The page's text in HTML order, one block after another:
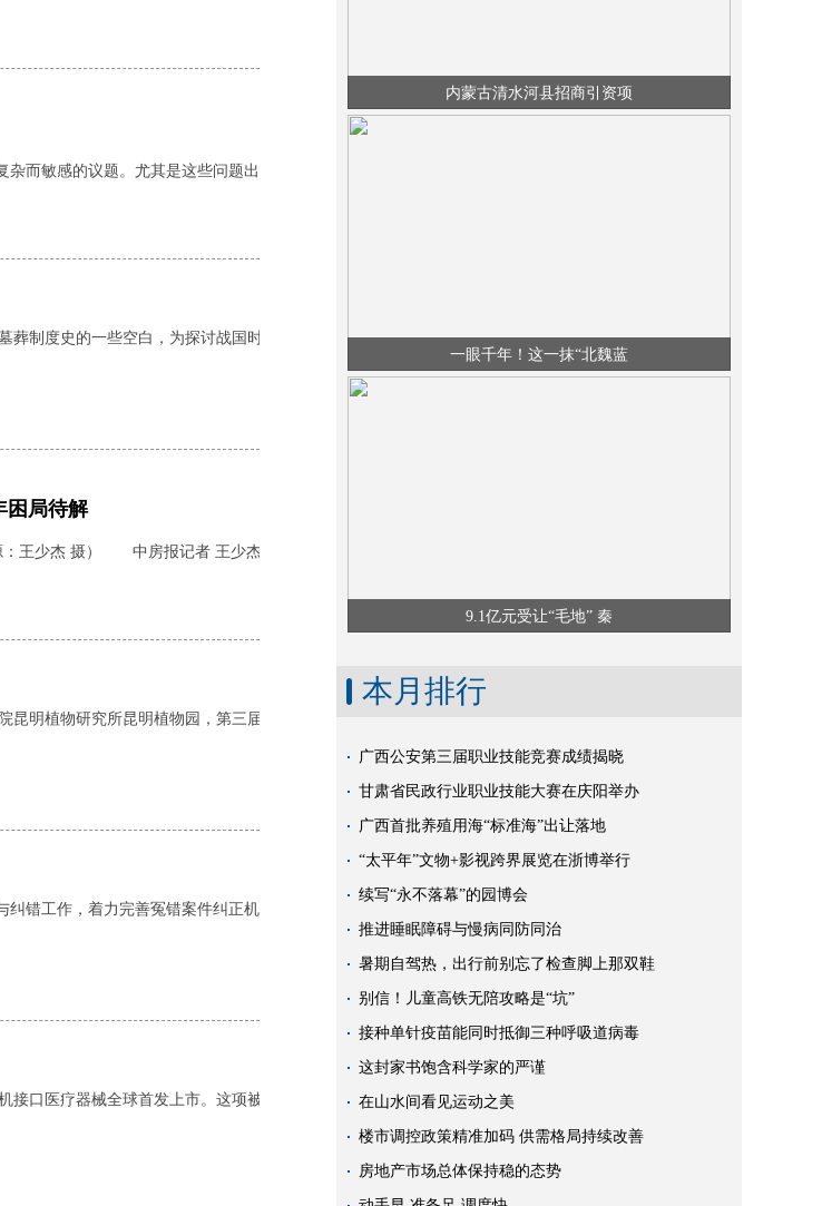
敏感的议题。尤其是这些问题出现在涉及巨额资金的公司中，其影响力和复杂性就会瞬间放大，特别是司法人员
制度史的一些空白，为探讨战国时期楚地社会历史进程和文化发展提供了重要史料。《九连墩楚墓》共4卷(册)，由
困局待解
王少杰 摄） 中房报记者 王少杰 河北秦皇岛报道 一道蓝色围挡，将秦皇岛福港御景（四期）与近在咫尺的
明植物研究所昆明植物园，第三届兰花展如约而至。千姿百态、幽香萦绕的兰花，自古以来得到人们的喜爱。你知
工作，着力完善冤错案件纠正机制，明确对于有新证据足以推翻原判决、原判决认定事实缺乏证据证明等符合法
口医疗器械全球首发上市。这项被誉为人机交互终极形态的前沿技术，首次以医疗器械的身份进入临床应用阶段。
内蒙古清水河县招商引资项
一眼千年！这一抹“北魏蓝
9.1亿元受让“毛地” 秦
本月排行
广西公安第三届职业技能竞赛成绩揭晓
甘肃省民政行业职业技能大赛在庆阳举办
广西首批养殖用海“标准海”出让落地
“太平年”文物+影视跨界展览在浙博举行
续写“永不落幕”的园博会
推进睡眠障碍与慢病同防同治
暑期自驾热，出行前别忘了检查脚上那双鞋
别信！儿童高铁无陪攻略是“坑”
接种单针疫苗能同时抵御三种呼吸道病毒
这封家书饱含科学家的严谨
在山水间看见运动之美
楼市调控政策精准加码 供需格局持续改善
房地产市场总体保持稳的态势